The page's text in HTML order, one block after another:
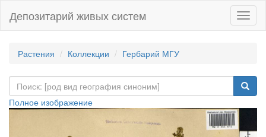
Депозитарий живых систем
Растения Коллекции Гербарий МГУ
Полное изображение